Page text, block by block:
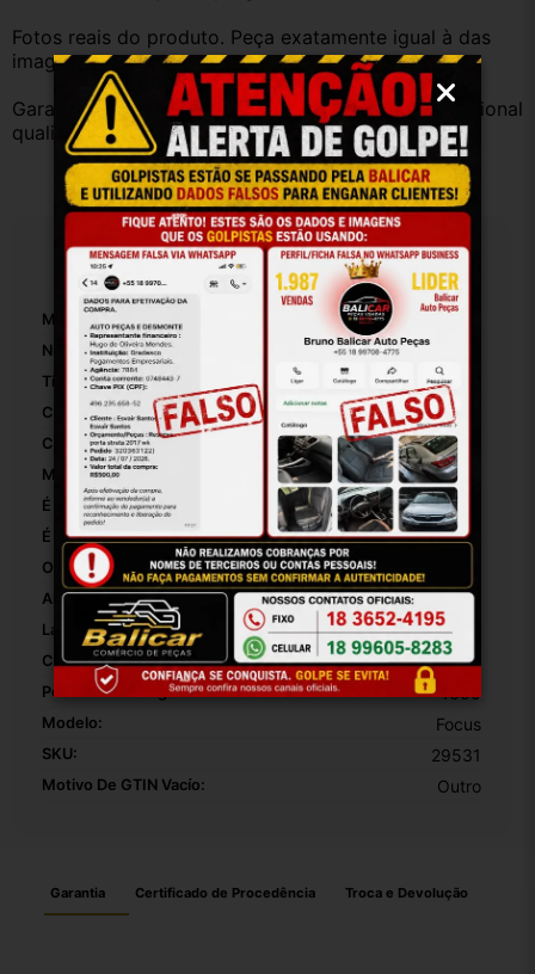
Fotos reais do produto. Peça exatamente igual à das
imagens.
Garantia válida somente com instalação por profissional
qualificado.
Especificações
Marca:
Número De Peça: 4m519f836ak
Tipo De Veículo: Carro/Caminhonete
Comprimento:
Com Superficie Removível: False
Materiais Da Superfície: Plastio
É Original: True
É Esportivo: False
Origem:
Altura Da Embalagem: 40
Largura Da Embalagem:
Comprimento Da Embalagem: 20
Peso Da Embalagem: 1000
Modelo: Focus
SKU: 29531
Motivo De GTIN Vacío: Outro
Garantia Certificado de Procedência Troca e Devolução